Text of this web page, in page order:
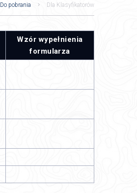
Do pobrania Dla Klasyfikatorów
Wzór wypełnienia
formularza